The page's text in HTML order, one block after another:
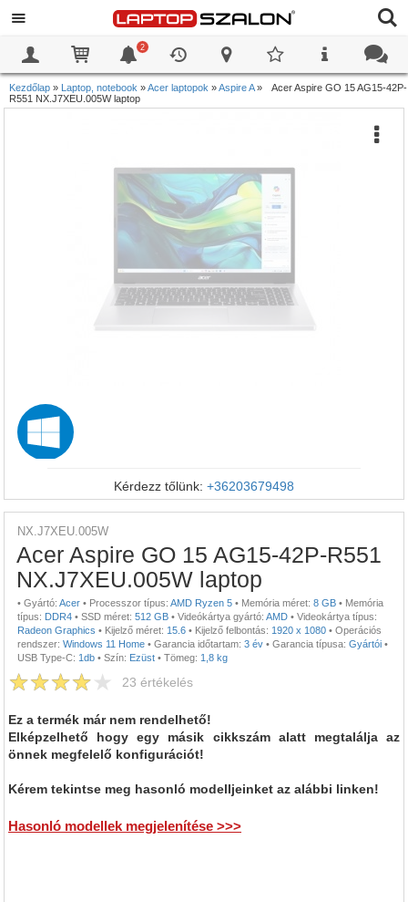
2
Kezdőlap » Laptop, notebook »Acer laptopok »Aspire A »
Acer Aspire GO 15 AG15-42P-
R551 NX.J7XEU.005W laptop
Kérdezz tőlünk: +36203679498
NX.J7XEU.005W
Acer Aspire GO 15 AG15-42P-R551
NX.J7XEU.005W laptop
• Gyártó: Acer • Processzor típus: AMD Ryzen 5 • Memória méret: 8 GB • Memória
típus: DDR4 • SSD méret: 512 GB • Videókártya gyártó: AMD • Videokártya típus:
Radeon Graphics • Kijelző méret: 15.6 • Kijelző felbontás: 1920 x 1080 • Operációs
rendszer: Windows 11 Home • Garancia időtartam: 3 év • Garancia típusa: Gyártói •
USB Type-C: 1db • Szín: Ezüst • Tömeg: 1,8 kg
23 értékelés
Ez a termék már nem rendelhető!
Elképzelhető hogy egy másik cikkszám alatt megtalálja az
önnek megfelelő konfigurációt!
Kérem tekintse meg hasonló modelljeinket az alábbi linken!
Hasonló modellek megjelenítése >>>
0
0